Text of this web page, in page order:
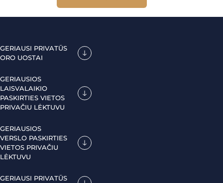
GERIAUSI PRIVATŪS
ORO UOSTAI
GERIAUSIOS
LAISVALAIKIO
PASKIRTIES VIETOS
PRIVAČIU LĖKTUVU
GERIAUSIOS
VERSLO PASKIRTIES
VIETOS PRIVAČIU
LĖKTUVU
GERIAUSI PRIVATŪS